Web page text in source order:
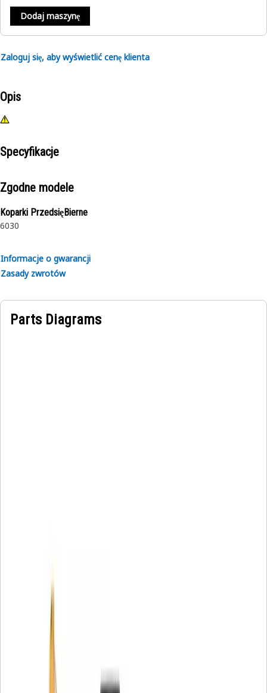
Dodaj maszynę
Zaloguj się, aby wyświetlić cenę klienta
Opis
Specyfikacje
Zgodne modele
Koparki PrzedsięBierne
6030
Informacje o gwarancji
Zasady zwrotów
Parts Diagrams